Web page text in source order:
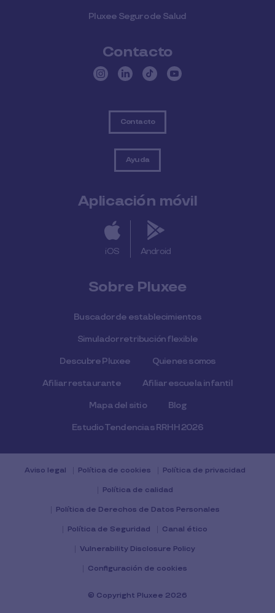
Pluxee Seguro de Salud
Contacto
Contacto
Ayuda
Aplicación móvil
iOS Android
Sobre Pluxee
Buscador de establecimientos
Simulador retribución flexible
Descubre Pluxee Quienes somos
Afiliar restaurante Afiliar escuela infantil
Mapa del sitio Blog
Estudio Tendencias RRHH 2026
Aviso legal Política de cookies Política de privacidad
Política de calidad
Política de Derechos de Datos Personales
Política de Seguridad Canal ético
Vulnerability Disclosure Policy
Configuración de cookies
© Copyright Pluxee 2026